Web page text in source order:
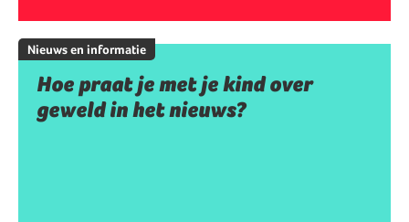
Nieuws en informatie
Hoe praat je met je kind over
geweld in het nieuws?